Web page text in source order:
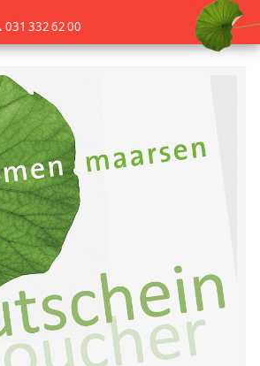
mit Screenreader oder Brailliezeile,
031 332 62 00
mit Screenreader oder Brailliezeile,